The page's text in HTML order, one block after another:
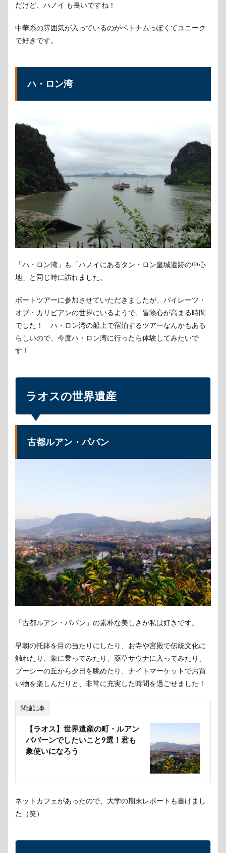
だけど、ハノイ も長いですね！
中華系の雰囲気が入っているのがベトナムっぽくてユニーク
で好きです。
ハ・ロン湾
「ハ・ロン湾」も「ハノイにあるタン・ロン皇城遺跡の中心
地」と同じ時に訪れました。
ボートツアーに参加させていただきましたが、パイレーツ・
オブ・カリビアンの世界にいるようで、冒険心が高まる時間
でした！ ハ・ロン湾の船上で宿泊するツアーなんかもある
らしいので、今度ハ・ロン湾に行ったら体験してみたいで
す！
ラオスの世界遺産
古都ルアン・パバン
「古都ルアン・パバン」の素朴な美しさが私は好きです。
早朝の托鉢を目の当たりにしたり、お寺や宮殿で伝統文化に
触れたり、象に乗ってみたり、薬草サウナに入ってみたり、
プーシーの丘から夕日を眺めたり、ナイトマーケットでお買
い物を楽しんだりと、非常に充実した時間を過ごせました！
関連記事
【ラオス】世界遺産の町・ルアン
パバーンでしたいこと9選！君も
象使いになろう
ネットカフェがあったので、大学の期末レポートも書けまし
た（笑）